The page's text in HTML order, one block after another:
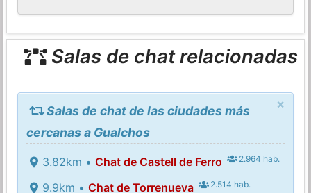
Salas de chat relacionadas
×
Salas de chat de las ciudades más
cercanas a Gualchos
3.82km • Chat de Castell de Ferro 2.964 hab.
9.9km • Chat de Torrenueva 2.514 hab.